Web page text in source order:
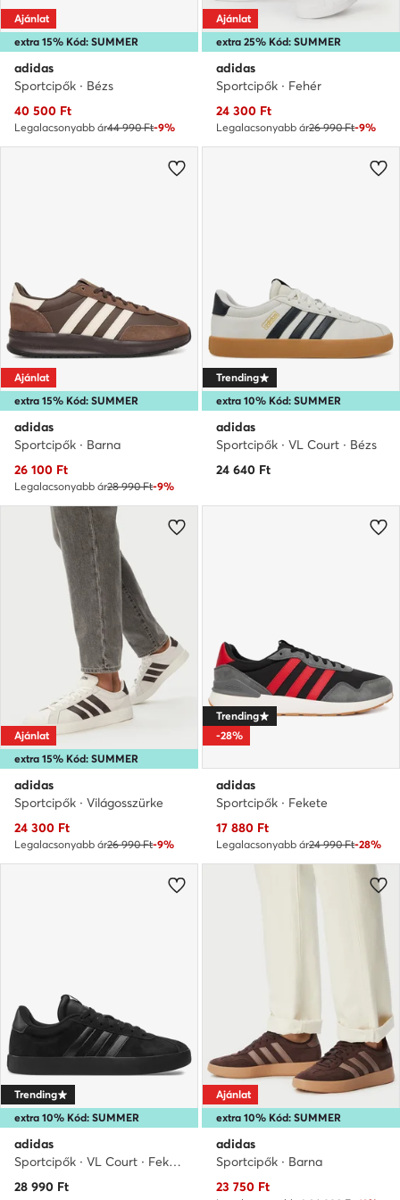
extra 15% Kód: SUMMER
Ajánlat
adidas
Sportcipők · Bézs
Aktuális ár
40 500 Ft
Legalacsonyabb ár44 990 Ft-9%
extra 25% Kód: SUMMER
Ajánlat
adidas
Sportcipők · Fehér
Aktuális ár
24 300 Ft
Legalacsonyabb ár26 990 Ft-9%
extra 15% Kód: SUMMER
Ajánlat
adidas
Sportcipők · Barna
Aktuális ár
26 100 Ft
Legalacsonyabb ár28 990 Ft-9%
extra 10% Kód: SUMMER
Trending
adidas
Sportcipők · VL Court · Bézs
24 640 Ft
extra 15% Kód: SUMMER
Ajánlat
adidas
Sportcipők · Világosszürke
Aktuális ár
24 300 Ft
Legalacsonyabb ár26 990 Ft-9%
Trending
-28%
adidas
Sportcipők · Fekete
Aktuális ár
17 880 Ft
Legalacsonyabb ár24 990 Ft-28%
extra 10% Kód: SUMMER
Trending
adidas
Sportcipők · VL Court · Fekete
28 990 Ft
extra 10% Kód: SUMMER
Ajánlat
adidas
Sportcipők · Barna
Aktuális ár
23 750 Ft